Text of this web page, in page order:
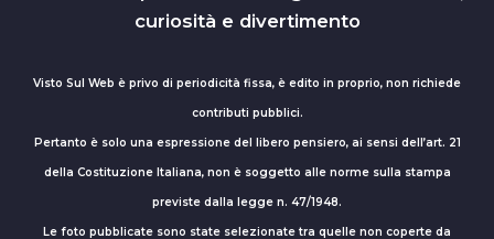
curiosità e divertimento
Visto Sul Web è privo di periodicità fissa, è edito in proprio, non richiede
contributi pubblici.
Pertanto è solo una espressione del libero pensiero, ai sensi dell’art. 21
della Costituzione Italiana, non è soggetto alle norme sulla stampa
previste dalla legge n. 47/1948.
Le foto pubblicate sono state selezionate tra quelle non coperte da